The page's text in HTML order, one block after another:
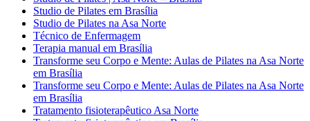
Studio de Pilates em Brasília
Studio de Pilates na Asa Norte
Técnico de Enfermagem
Terapia manual em Brasília
Transforme seu Corpo e Mente: Aulas de Pilates na Asa Norte
em Brasília
Transforme seu Corpo e Mente: Aulas de Pilates na Asa Norte
em Brasília
Tratamento fisioterapêutico Asa Norte